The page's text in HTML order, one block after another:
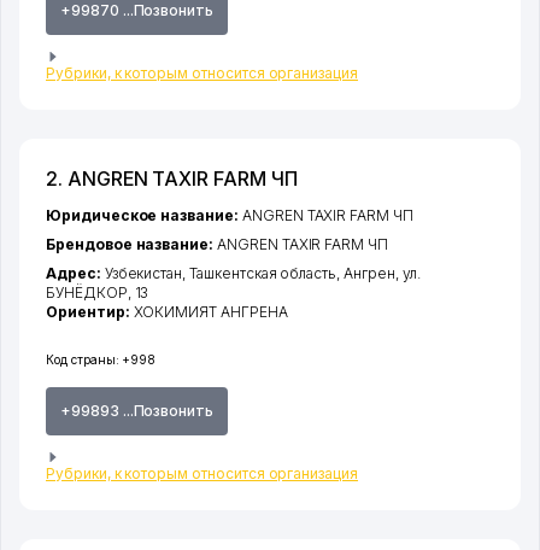
+99870 ...Позвонить
Рубрики, к которым относится организация
2. ANGREN TAXIR FARM ЧП
Код страны: +998
+99893 ...Позвонить
Рубрики, к которым относится организация
Юридическое название: ANGREN TAXIR FARM ЧП
Брендовое название: ANGREN TAXIR FARM ЧП
Адрес: Узбекистан,Ташкентская область,Ангрен, ул.
БУНЁДКОР, 13
Ориентир: ХОКИМИЯТ АНГРЕНА